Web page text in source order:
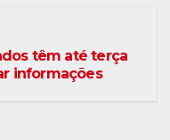
têm até terça
informações